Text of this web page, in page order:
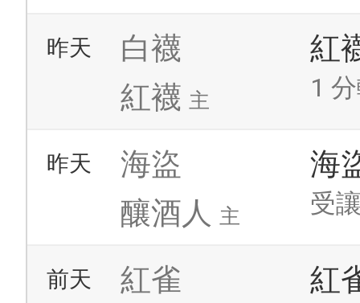
昨天
白襪
紅襪 主
紅
1
昨天
海盜
釀酒人 主
海
受
前天
紅雀
紅